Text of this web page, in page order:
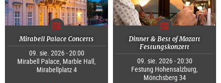
Mirabell Palace Concerts
09. sie. 2026 - 20:00
Mirabell Palace, Marble Hall,
Mirabellplatz 4
Dinner & Best of Mozart
Festungskonzert
09. sie. 2026 - 20:30
Festung Hohensalzburg,
Mönchsberg 34